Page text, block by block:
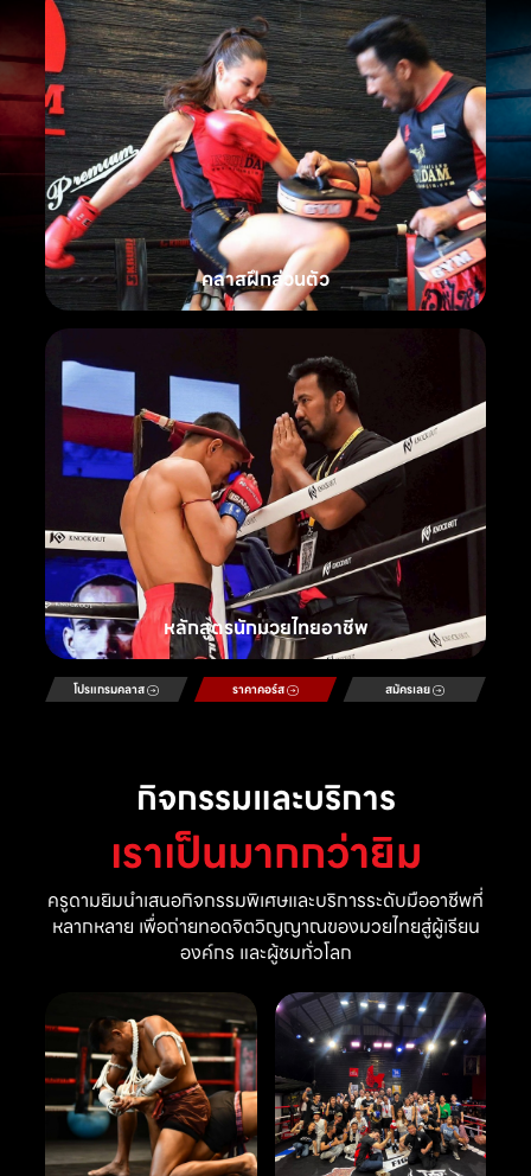
คลาสฝึกส่วนตัว
หลักสูตรนักมวยไทยอาชีพ
โปรแกรมคลาส ราคาคอร์ส สมัครเลย
กิจกรรมและบริการ
เราเป็นมากกว่ายิม
ครูดามยิมนำเสนอกิจกรรมพิเศษและบริการระดับมืออาชีพที่
หลากหลาย เพื่อถ่ายทอดจิตวิญญาณของมวยไทยสู่ผู้เรียน
องค์กร และผู้ชมทั่วโลก